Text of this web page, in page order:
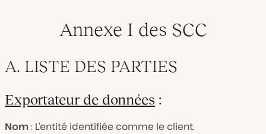
Annexe I des SCC
A. LISTE DES PARTIES
Exportateur de données :
Nom : L’entité identifiée comme le client.